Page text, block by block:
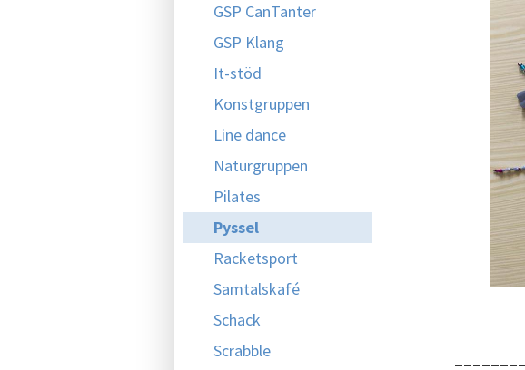
GSP CanTanter
GSP Klang
It-stöd
Konstgruppen
Line dance
Naturgruppen
Pilates
Pyssel
Racketsport
Samtalskafé
Schack
Scrabble